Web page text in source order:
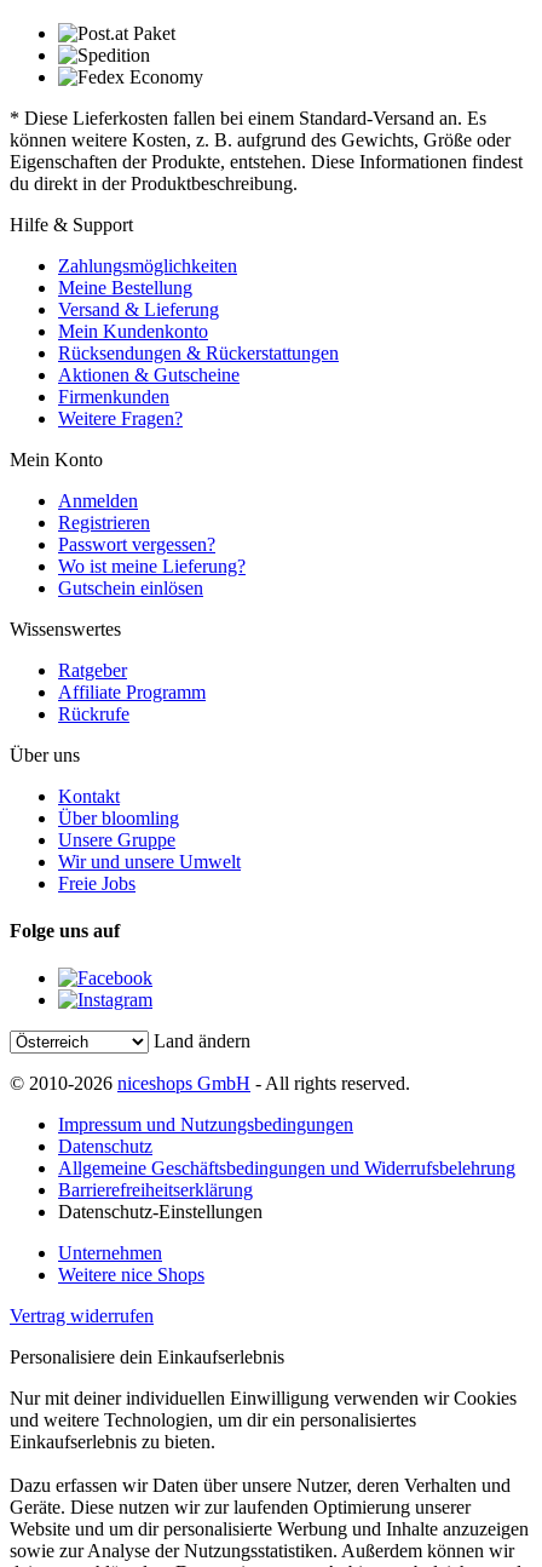
* Diese Lieferkosten fallen bei einem Standard-Versand an. Es
können weitere Kosten, z. B. aufgrund des Gewichts, Größe oder
Eigenschaften der Produkte, entstehen. Diese Informationen findest
du direkt in der Produktbeschreibung.
Hilfe & Support
Zahlungsmöglichkeiten
Meine Bestellung
Versand & Lieferung
Mein Kundenkonto
Rücksendungen & Rückerstattungen
Aktionen & Gutscheine
Firmenkunden
Weitere Fragen?
Mein Konto
Anmelden
Registrieren
Passwort vergessen?
Wo ist meine Lieferung?
Gutschein einlösen
Wissenswertes
Ratgeber
Affiliate Programm
Rückrufe
Über uns
Kontakt
Über bloomling
Unsere Gruppe
Wir und unsere Umwelt
Freie Jobs
Folge uns auf
Land ändern
© 2010-2026 niceshops GmbH - All rights reserved.
Impressum und Nutzungsbedingungen
Datenschutz
Allgemeine Geschäftsbedingungen und Widerrufsbelehrung
Barrierefreiheitserklärung
Datenschutz-Einstellungen
Unternehmen
Weitere nice Shops
Vertrag widerrufen
Personalisiere dein Einkaufserlebnis
Nur mit deiner individuellen Einwilligung verwenden wir Cookies
und weitere Technologien, um dir ein personalisiertes
Einkaufserlebnis zu bieten.
Dazu erfassen wir Daten über unsere Nutzer, deren Verhalten und
Geräte. Diese nutzen wir zur laufenden Optimierung unserer
Website und um dir personalisierte Werbung und Inhalte anzuzeigen
sowie zur Analyse der Nutzungsstatistiken. Außerdem können wir